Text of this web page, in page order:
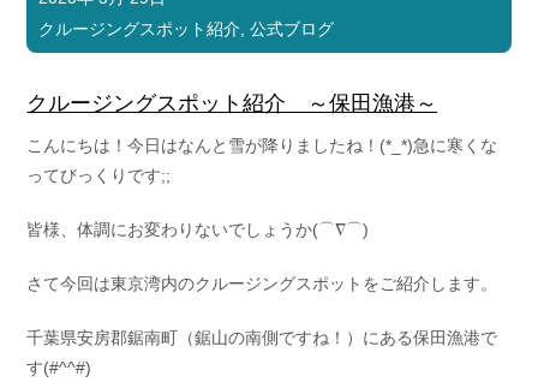
クルージングスポット紹介 ,公式ブログ
クルージングスポット紹介 ～保田漁港～
こんにちは！今日はなんと雪が降りましたね！(*_*)急に寒くな
ってびっくりです;;
皆様、体調にお変わりないでしょうか(⌒∇⌒)
さて今回は東京湾内のクルージングスポットをご紹介します。
千葉県安房郡鋸南町（鋸山の南側ですね！）にある保田漁港で
す(#^^#)